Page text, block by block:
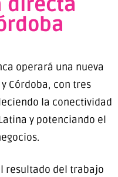
directa
operará una nueva
Córdoba, con tres
la conectividad
y potenciando el
resultado del trabajo